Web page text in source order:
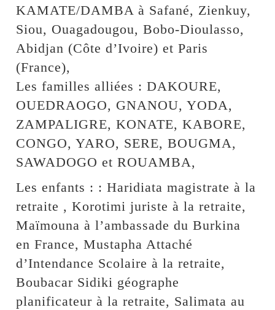
KAMATE/DAMBA à Safané, Zienkuy,
Siou, Ouagadougou, Bobo-Dioulasso,
Abidjan (Côte d’Ivoire) et Paris
(France),
Les familles alliées : DAKOURE,
OUEDRAOGO, GNANOU, YODA,
ZAMPALIGRE, KONATE, KABORE,
CONGO, YARO, SERE, BOUGMA,
SAWADOGO et ROUAMBA,
Les enfants : : Haridiata magistrate à la
retraite , Korotimi juriste à la retraite,
Maïmouna à l’ambassade du Burkina
en France, Mustapha Attaché
d’Intendance Scolaire à la retraite,
Boubacar Sidiki géographe
planificateur à la retraite, Salimata au